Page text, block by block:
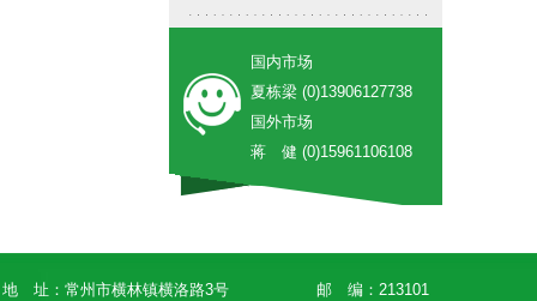
国内市场
夏栋梁 (0)13906127738
国外市场
蒋 健 (0)15961106108
地 址：常州市横林镇横洛路3号
邮 编：213101